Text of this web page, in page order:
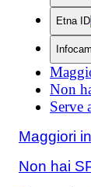
Etna ID
Non
Serve
Maggiori
Non hai